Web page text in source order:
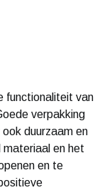
functionaliteit van
verpakking
duurzaam en
materiaal en het
en te